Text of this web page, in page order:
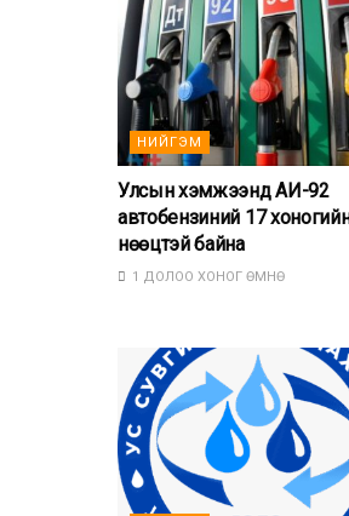
НИЙГЭМ
Улсын хэмжээнд АИ-92
автобензиний 17
нөөцтэй байна
1 ДОЛОО ХОНОГ ӨМНӨ